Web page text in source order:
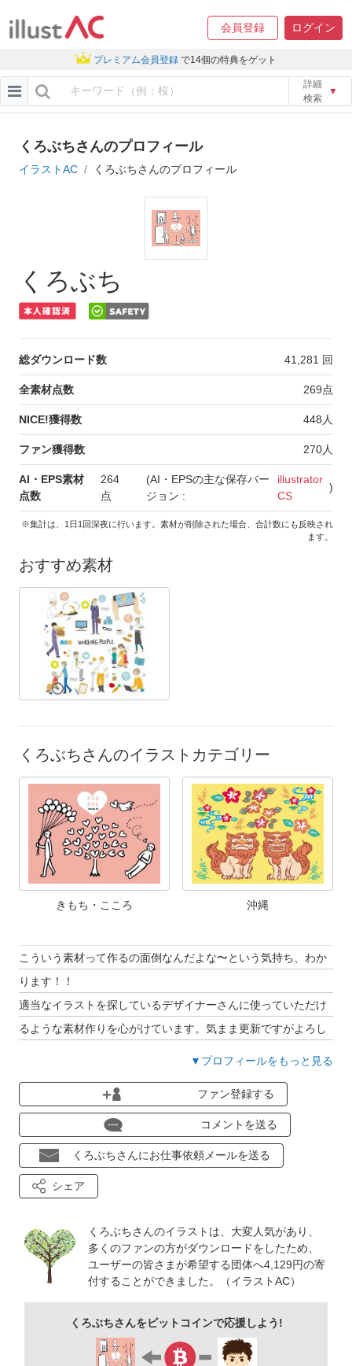
会員登録 ログイン
プレミアム会員登録 で14個の特典をゲット
詳細
検索
▼
くろぶちさんのプロフィール
イラストAC くろぶちさんのプロフィール
くろぶち
総ダウンロード数 41,281 回
全素材点数 269点
NICE!獲得数 448 人
ファン獲得数 270人
AI・EPS素材
点数
264
点
(AI・EPSの主な保存バー
ジョン :
illustrator
CS
)
※集計は、1日1回深夜に行います。素材が削除された場合、合計数にも反映され
ます。
おすすめ素材
くろぶちさんのイラストカテゴリー
きもち・こころ 沖縄
こういう素材って作るの面倒なんだよな〜という気持ち、わか
ります！！
適当なイラストを探しているデザイナーさんに使っていただけ
るような素材作りを心がけています。気まま更新ですがよろし
★2019.7.26／第28回イラストコンテスト「働く人たち」でグ
ランプリをいただきました★
https://www.ac-illust.com/main/contest/contest28_an.php
ます！
AC以外のイラスト制作は別名義（イシクロアキコ）で活動して
▼プロフィールをもっと見る
ファン登録する
コメントを送る
くろぶちさんにお仕事依頼メールを送る
シェア
くろぶちさんのイラストは、大変人気があり、
多くのファンの方がダウンロードをしたため、
ユーザーの皆さまが希望する団体へ4,129円の寄
付することができました。（イラストAC）
くろぶちさんをビットコインで応援しよう!